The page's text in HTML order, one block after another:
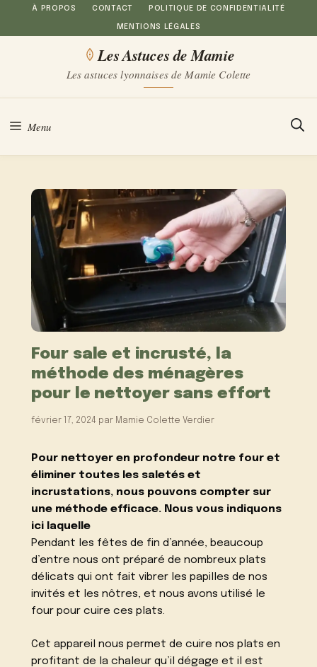
Aller
au
À PROPOS CONTACT POLITIQUE DE CONFIDENTIALITÉ
MENTIONS LÉGALES
Les Astuces de Mamie
Les astuces lyonnaises de Mamie Colette
Menu
Four sale et incrusté, la
méthode des ménagères
pour le nettoyer sans effort
février 17, 2024 par Mamie Colette Verdier
Pour nettoyer en profondeur notre four et
éliminer toutes les saletés et
incrustations, nous pouvons compter sur
une méthode efficace. Nous vous indiquons
ici laquelle
Pendant les fêtes de fin d’année, beaucoup
d’entre nous ont préparé de nombreux plats
délicats qui ont fait vibrer les papilles de nos
invités et les nôtres, et nous avons utilisé le
four pour cuire ces plats.
Cet appareil nous permet de cuire nos plats en
profitant de la chaleur qu’il dégage et il est